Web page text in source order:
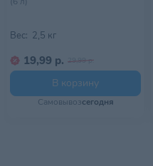
Вес: 2,5 кг
19,99 р. 29,99 р.
В корзину
Самовывозсегодня